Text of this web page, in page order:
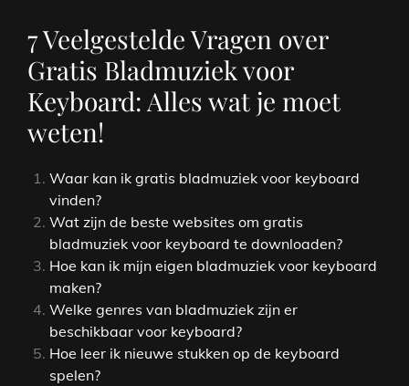
7 Veelgestelde Vragen over
Gratis Bladmuziek voor
Keyboard: Alles wat je moet
weten!
Waar kan ik gratis bladmuziek voor keyboard
vinden?
Wat zijn de beste websites om gratis
bladmuziek voor keyboard te downloaden?
Hoe kan ik mijn eigen bladmuziek voor keyboard
maken?
Welke genres van bladmuziek zijn er
beschikbaar voor keyboard?
Hoe leer ik nieuwe stukken op de keyboard
spelen?